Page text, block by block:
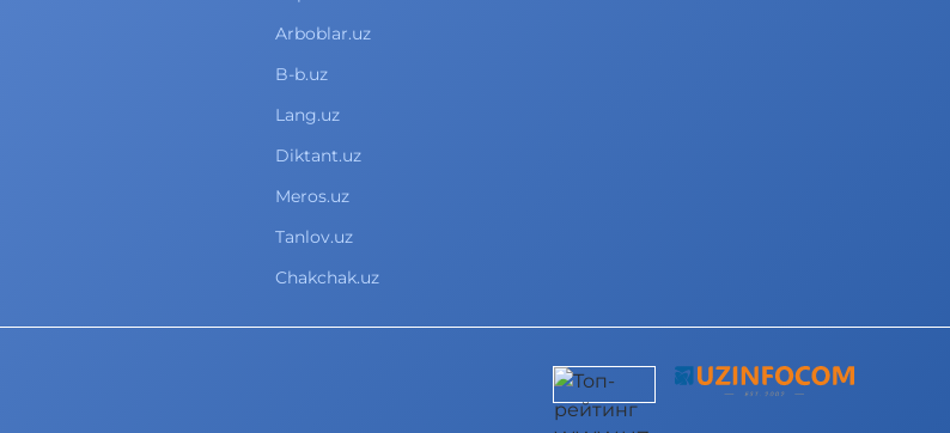
Arboblar.uz
B-b.uz
Lang.uz
Diktant.uz
Meros.uz
Tanlov.uz
Chakchak.uz